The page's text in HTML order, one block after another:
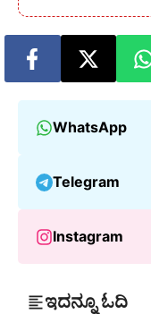
WhatsApp
Telegram
Instagram
ಇದನ್ನೂ ಓದಿ